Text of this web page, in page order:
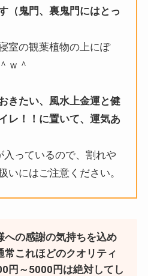
（鬼門、裏鬼門にはとっ
室の観葉植物の上にぽ
ｗ＾
きたい、風水上金運と健
レ！！に置いて、運気あ
っているので、割れや
いにはご注意ください。
への感謝の気持ちを込め
常これほどのクオリティ
円～5000円は絶対してし